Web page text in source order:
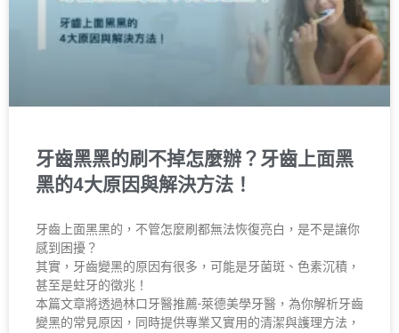
牙齒黑黑的刷不掉怎麼辦？牙齒上面黑
黑的4大原因與解決方法！
牙齒上面黑黑的，不管怎麼刷都無法恢復亮白，是不是讓你
感到困擾？
其實，牙齒變黑的原因有很多，可能是牙菌斑、色素沉積，
甚至是蛀牙的徵兆！
本篇文章將透過林口牙醫推薦-萊德美學牙醫，為你解析牙齒
變黑的常見原因，同時提供專業又實用的清潔與護理方法，